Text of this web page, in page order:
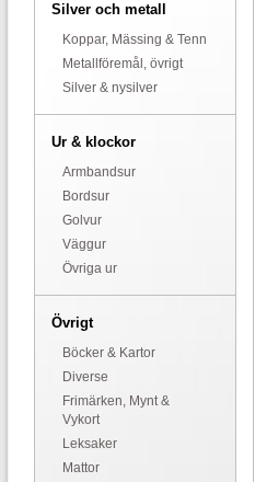
Silver och metall
Koppar, Mässing & Tenn
Metallföremål, övrigt
Silver & nysilver
Ur & klockor
Armbandsur
Bordsur
Golvur
Väggur
Övriga ur
Övrigt
Böcker & Kartor
Diverse
Frimärken, Mynt &
Vykort
Leksaker
Mattor